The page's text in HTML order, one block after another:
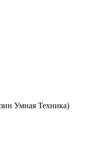
Умная Техника)